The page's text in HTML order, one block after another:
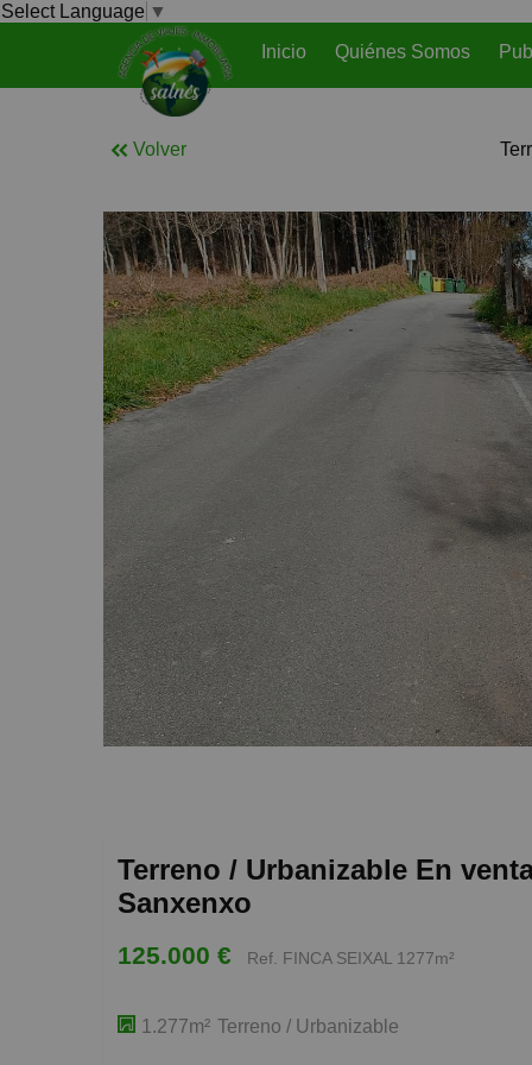
Select Language ▼
Inicio
Quiénes Somos
Volver
Terreno / Urbanizable En
Sanxenxo
125.000 € Ref. FINCA SEIXAL 1277m²
1.277m² Terreno / Urbanizable